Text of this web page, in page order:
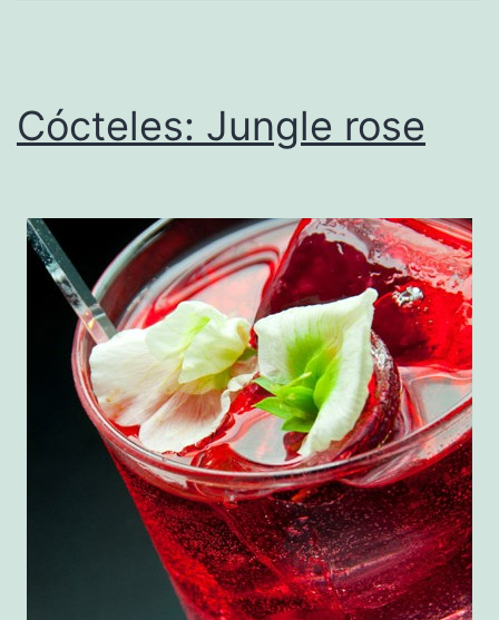
Cócteles: Jungle rose